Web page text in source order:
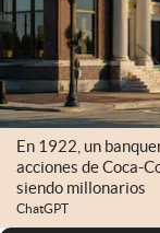
En 1922, un
acciones de Coca-
siendo millonarios
ChatGPT